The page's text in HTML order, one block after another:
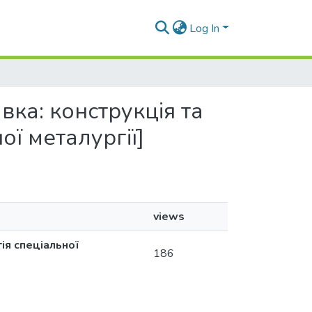
Log In
конструкція та
металургії]
views
спеціальної
186